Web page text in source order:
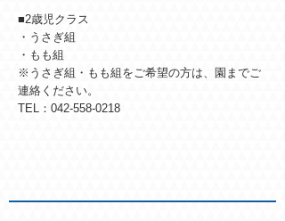
■2歳児クラス
・うさぎ組
・もも組
※うさぎ組・もも組をご希望の方は、園までご
連絡ください。
TEL：042-558-0218